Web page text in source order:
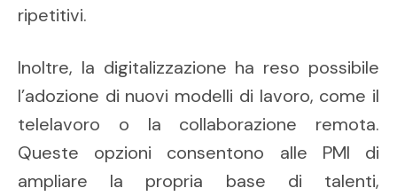
ripetitivi.
Inoltre, la digitalizzazione ha reso possibile
l’adozione di nuovi modelli di lavoro, come il
telelavoro o la collaborazione remota.
Queste opzioni consentono alle PMI di
ampliare la propria base di talenti,